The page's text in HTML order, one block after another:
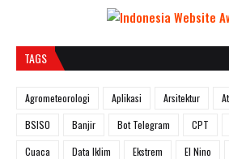
TAGS
Agrometeorologi Aplikasi Arsitektur
BSISO
Banjir Bot Telegram CPT
Cuaca
Data Iklim Ekstrem El Nino